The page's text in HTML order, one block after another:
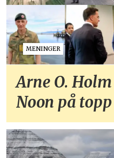
MENINGER
Arne O.
Noon på topp